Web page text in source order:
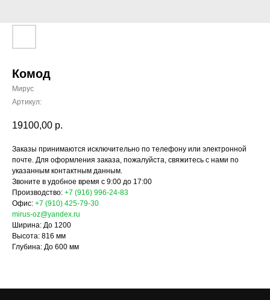
Комод
Мирус
Артикул:
19100,00 р.
Заказы принимаются исключительно по телефону или электронной
почте. Для оформления заказа, пожалуйста, свяжитесь с нами по
указанным контактным данным.
Звоните в удобное время с 9:00 до 17:00
Производство: +7 (916) 996-24-83
Офис: +7 (910) 425-79-30
mirus-oz@yandex.ru
Ширина: До 1200
Высота: 816 мм
Глубина: До 600 мм